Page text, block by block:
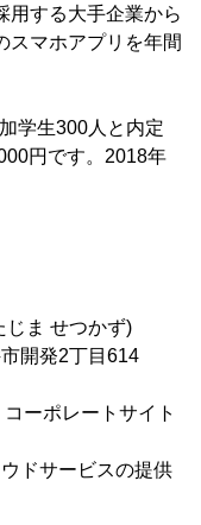
用する大手企業から
スマホアプリを年間
学生300人と内定
円です。2018年
ま せつかず)
開発2丁目614
ーポレートサイト
サービスの提供